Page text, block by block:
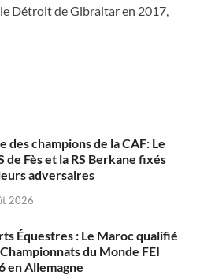
Détroit de Gibraltar en 2017,
des champions de la CAF: Le
de Fès et la RS Berkane fixés
adversaires
2026
Équestres : Le Maroc qualifié
du Monde FEI
en Allemagne